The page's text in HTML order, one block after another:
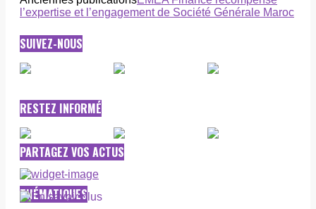
l’expertise et l’engagement de Société Générale Maroc
SUIVEZ-NOUS
RESTEZ INFORMÉ
PARTAGEZ VOS ACTUS
THÉMATIQUES